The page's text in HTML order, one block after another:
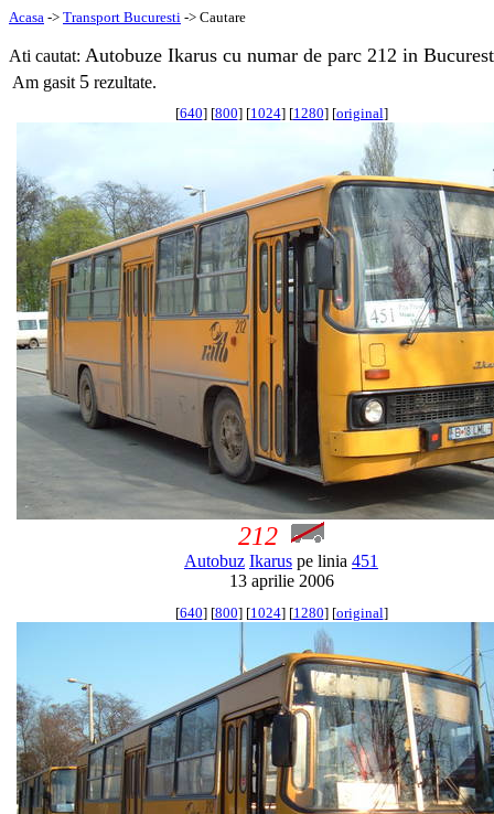
Acasa -> Transport Bucuresti -> Cautare
Ati cautat: Autobuze Ikarus cu numar de parc 212 in
Am gasit 5 rezultate.
[640] [800] [1024] [1280] [original]
212
Autobuz Ikarus pe linia 451
13 aprilie 2006
[640] [800] [1024] [1280] [original]